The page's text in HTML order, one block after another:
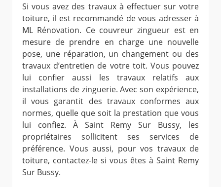
Si vous avez des travaux à effectuer sur votre
toiture, il est recommandé de vous adresser à
ML Rénovation. Ce couvreur zingueur est en
mesure de prendre en charge une nouvelle
pose, une réparation, un changement ou des
travaux d’entretien de votre toit. Vous pouvez
lui confier aussi les travaux relatifs aux
installations de zinguerie. Avec son expérience,
il vous garantit des travaux conformes aux
normes, quelle que soit la prestation que vous
lui confiez. À Saint Remy Sur Bussy, les
propriétaires sollicitent ses services de
préférence. Vous aussi, pour vos travaux de
toiture, contactez-le si vous êtes à Saint Remy
Sur Bussy.